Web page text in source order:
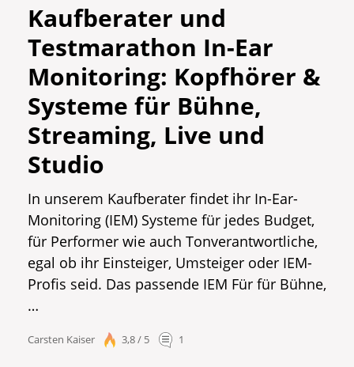
Kaufberater und
Testmarathon In-Ear
Monitoring: Kopfhörer &
Systeme für Bühne,
Streaming, Live und
Studio
In unserem Kaufberater findet ihr In-Ear-
Monitoring (IEM) Systeme für jedes Budget,
für Performer wie auch Tonverantwortliche,
egal ob ihr Einsteiger, Umsteiger oder IEM-
Profis seid. Das passende IEM Für für Bühne,
…
Carsten Kaiser 3,8 / 5 1